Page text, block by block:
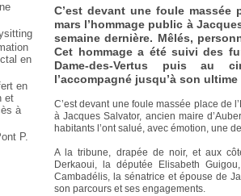
en
en
et
à
P.
C’est devant une foule massée
mars l’hommage public à
semaine dernière. Mêlés,
Cet hommage a été suivi des
Dame-des-Vertus puis au
l’accompagné jusqu’à son ultime
C’est devant une foule massée place de
à Jacques Salvator, ancien maire
habitants l’ont salué, avec émotion, une
A la tribune, drapée de noir, et aux
Derkaoui, la députée Elisabeth
Cambadélis, la sénatrice et épouse de
son parcours et ses engagements.